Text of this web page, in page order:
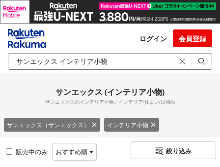
ログイン 会員登録
サンエックス (インテリア小物)
サンエックスのインテリア小物 / インテリア/住まい/日用品
サンエックス（サンエックス） インテリア小物
販売中のみ おすすめ順 絞り込み